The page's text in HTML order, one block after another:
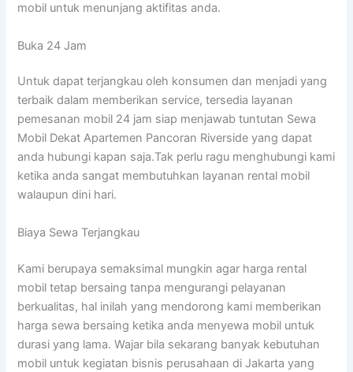
mobil untuk menunjang aktifitas anda.
Buka 24 Jam
Untuk dapat terjangkau oleh konsumen dan menjadi yang
terbaik dalam memberikan service, tersedia layanan
pemesanan mobil 24 jam siap menjawab tuntutan Sewa
Mobil Dekat Apartemen Pancoran Riverside yang dapat
anda hubungi kapan saja.Tak perlu ragu menghubungi kami
ketika anda sangat membutuhkan layanan rental mobil
walaupun dini hari.
Biaya Sewa Terjangkau
Kami berupaya semaksimal mungkin agar harga rental
mobil tetap bersaing tanpa mengurangi pelayanan
berkualitas, hal inilah yang mendorong kami memberikan
harga sewa bersaing ketika anda menyewa mobil untuk
durasi yang lama. Wajar bila sekarang banyak kebutuhan
mobil untuk kegiatan bisnis perusahaan di Jakarta yang